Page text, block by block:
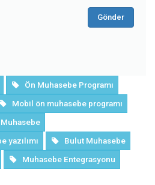
Gönder
Ön Muhasebe Programı
Mobil ön muhasebe programı
Muhasebe
yazılımı
Bulut Muhasebe
Muhasebe Entegrasyonu